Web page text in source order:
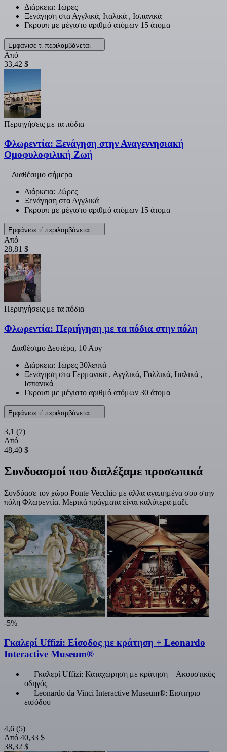
Διάρκεια: 1ώρες
Ξενάγηση στα Αγγλικά, Ιταλικά , Ισπανικά
Γκρουπ με μέγιστο αριθμό ατόμων 15 άτομα
Εμφάνισε τί περιλαμβάνεται
Από
33,42 $
Περιηγήσεις με τα πόδια
Φλωρεντία: Ξενάγηση στην Αναγεννησιακή
Ομοφυλοφιλική Ζωή
Διαθέσιμο σήμερα
Διάρκεια: 2ώρες
Ξενάγηση στα Αγγλικά
Γκρουπ με μέγιστο αριθμό ατόμων 15 άτομα
Εμφάνισε τί περιλαμβάνεται
Από
28,81 $
Περιηγήσεις με τα πόδια
Φλωρεντία: Περιήγηση με τα πόδια στην πόλη
ΔιαθέσιμοΔευτέρα, 10 Αυγ
Διάρκεια: 1ώρες 30λεπτά
Ξενάγηση στα Γερμανικά , Αγγλικά, Γαλλικά, Ιταλικά ,
Ισπανικά
Γκρουπ με μέγιστο αριθμό ατόμων 30 άτομα
Εμφάνισε τί περιλαμβάνεται
3,1 (7)
Από
48,40 $
Συνδυασμοί που διαλέξαμε προσωπικά
Συνδύασε τον χώρο Ponte Vecchio με άλλα αγαπημένα σου στην
πόλη Φλωρεντία. Μερικά πράγματα είναι καλύτερα μαζί.
-5%
Γκαλερί Uffizi: Είσοδος με κράτηση + Leonardo
Interactive Museum®
Γκαλερί Uffizi: Καταχώρηση με κράτηση + Ακουστικός
οδηγός
Leonardo da Vinci Interactive Museum®: Εισιτήριο
εισόδου
4,6 (5)
Από 40,33 $
38,32 $